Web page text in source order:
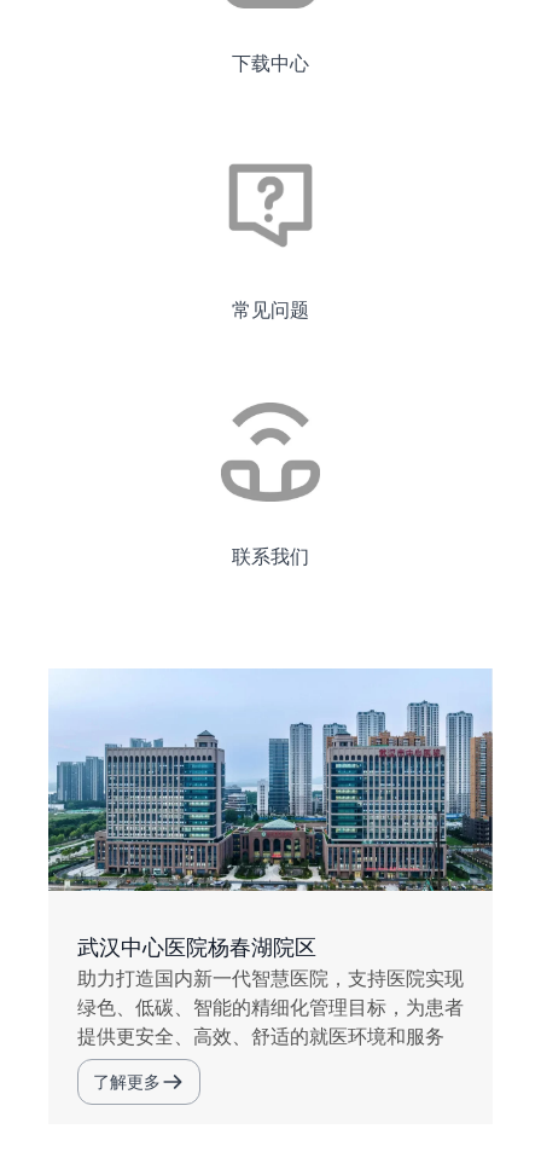
下载中心
常见问题
联系我们
武汉中心医院杨春湖院区
助力打造国内新一代智慧医院，支持医院实现
绿色、低碳、智能的精细化管理目标，为患者
提供更安全、高效、舒适的就医环境和服务
了解更多